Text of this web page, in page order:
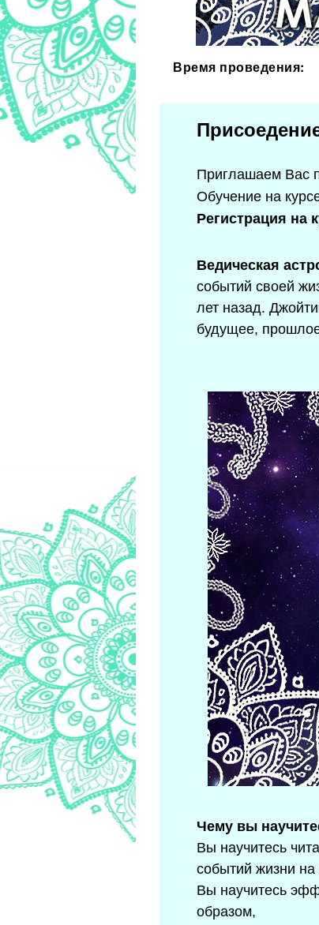
Время проведения:
Приглашаем Вас
Обучение на
Регистрация на
Ведическая
событий своей
лет назад.
будущее,
Чему вы
Вы научитесь
событий жизни
Вы научитесь
образом,